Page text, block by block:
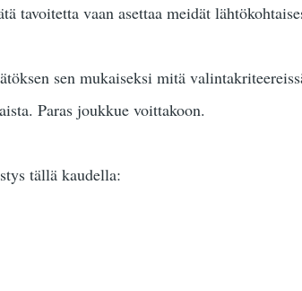
vaan asettaa meidät
sen mukaiseksi mitä
Paras joukkue voittakoon.
tällä kaudella: